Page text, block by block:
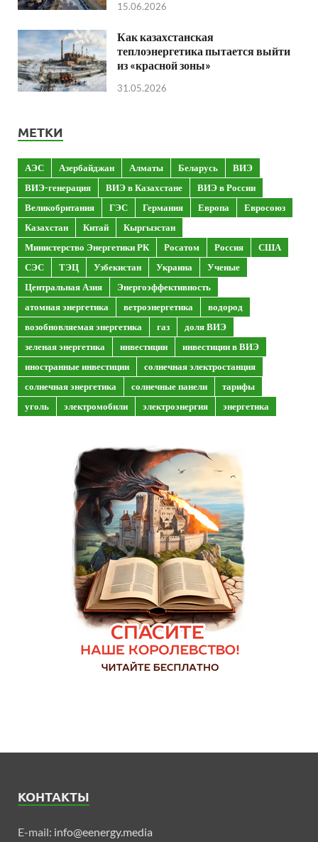
15.06.2026
Как казахстанская
теплоэнергетика пытается выйти
из «красной зоны»
31.05.2026
МЕТКИ
АЭС Азербайджан Алматы Беларусь
ВИЭ
ВИЭ-генерация
ВИЭ в Казахстане
ВИЭ в России
Великобритания
ГЭС Германия Европа
Евросоюз
Казахстан
Китай
Кыргызстан
Министерство Энергетики РК
Росатом Россия
США
СЭС
ТЭЦ Узбекистан Украина
Ученые
Центральная Азия
Энергоэффективность
атомная энергетика
ветроэнергетика
водород
возобновляемая энергетика
газ
доля ВИЭ
зеленая энергетика
инвестиции
инвестиции в ВИЭ
иностранные инвестиции
солнечная электростанция
солнечная энергетика
солнечные панели
тарифы
уголь
электромобили электроэнергия энергетика
КОНТАКТЫ
E-mail: info@eenergy.media